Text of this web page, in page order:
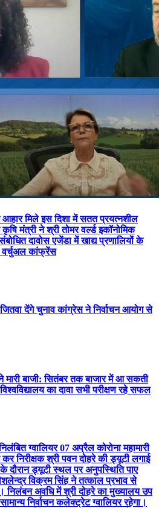
आहार मिले इस दिशा में सतत प्रयत्नशील
मंत्री ने श्री तोमर वर्ल्ड इकॉनोमिक
दावोस एजेंडा में खाद्य प्रणालियों के
वर्चुअल कांफ्रेंस
देंगे चुनाव कांग्रेस ने निर्वाचन आयोग से
मारी बाजी: सितंबर तक बाजार में आ सकती
का दावा सभी परीक्षण रहे सफल
ग्वालियर 07 अप्रैल कोरोना महामारी
निरीक्षक श्री पवन दोहरे की ड्यूटी लगाई
दौरान ड्यूटी स्थल पर अनुपस्थिति पाए
विक्रम सिंह ने तत्काल प्रभाव से
निलंबन अवधि में श्री दोहरे का मुख्यालय उप
निर्वाचन कलेक्ट्रेट ग्वालियर रहेगा।